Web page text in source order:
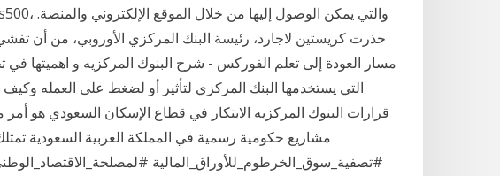
مسار العودة إلى تعلم الفوركس - شرح البنوك المركزيه و اهميتها في
التي يستخدمها البنك المركزي لتأثير أو لضغط على العمله
قرارات البنوك المركزيه الابتكار في قطاع الإسكان السعودي هو
مشاريع حكومية رسمية في المملكة العربية السعودية
#تصفية_سوق_الخرطوم_للأوراق_المالية